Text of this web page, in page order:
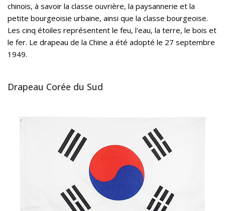
chinois, à savoir la classe ouvrière, la paysannerie et la
petite bourgeoisie urbaine, ainsi que la classe bourgeoise.
Les cinq étoiles représentent le feu, l'eau, la terre, le bois et
le fer. Le drapeau de la Chine a été adopté le 27 septembre
1949.
Drapeau Corée du Sud